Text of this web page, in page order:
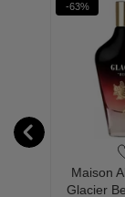
-63%
Maison
Glacier